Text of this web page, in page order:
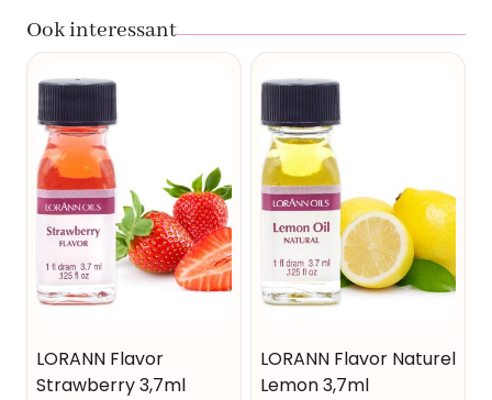
Ook interessant
LORANN Flavor
Strawberry 3,7ml
LORANN Flavor Naturel
Lemon 3,7ml